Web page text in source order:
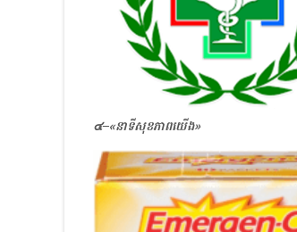
๔–«នាទីសុខភាពយើង»